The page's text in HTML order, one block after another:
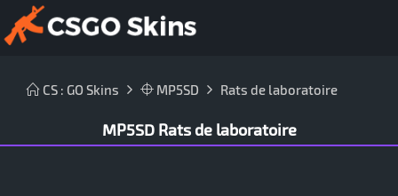
CS : GO Skins MP5SD Rats de laboratoire
MP5SD Rats de laboratoire